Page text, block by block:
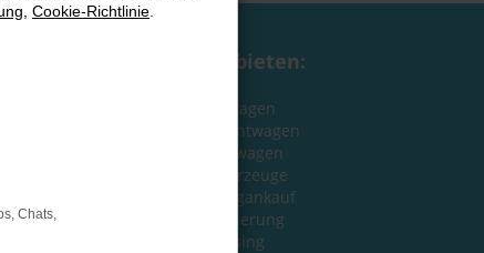
Wir bieten:
Neuwagen
Gebrauchtwagen
Jahreswagen
EU-Fahrzeuge
Fahrzeugankauf
Finanzierung
Leasing
Cookie-Richtlinie
Chats,